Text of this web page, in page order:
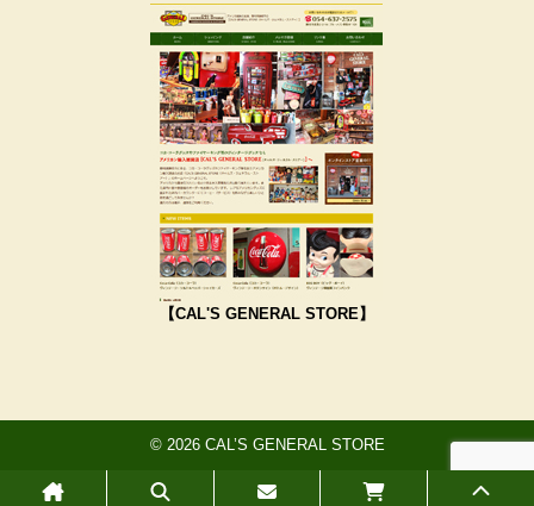
【CAL'S GENERAL STORE】
© 2026 CAL’S GENERAL STORE